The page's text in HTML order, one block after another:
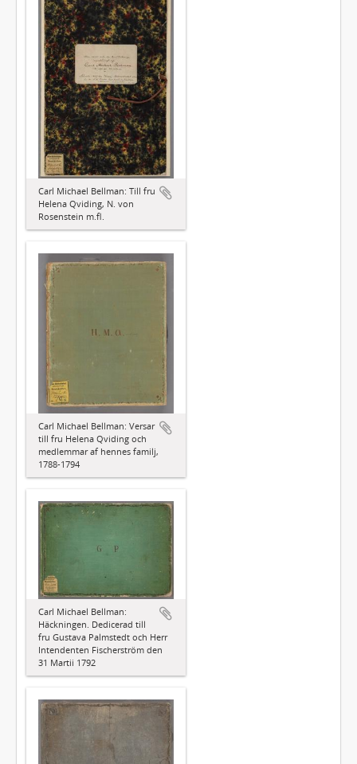
Carl Michael Bellman: Till fru
Helena Qviding, N. von
Rosenstein m.fl.
Carl Michael Bellman: Versar
till fru Helena Qviding och
medlemmar af hennes familj,
1788-1794
Carl Michael Bellman:
Häckningen. Dedicerad till
fru Gustava Palmstedt och Herr
Intendenten Fischerström den
31 Martii 1792